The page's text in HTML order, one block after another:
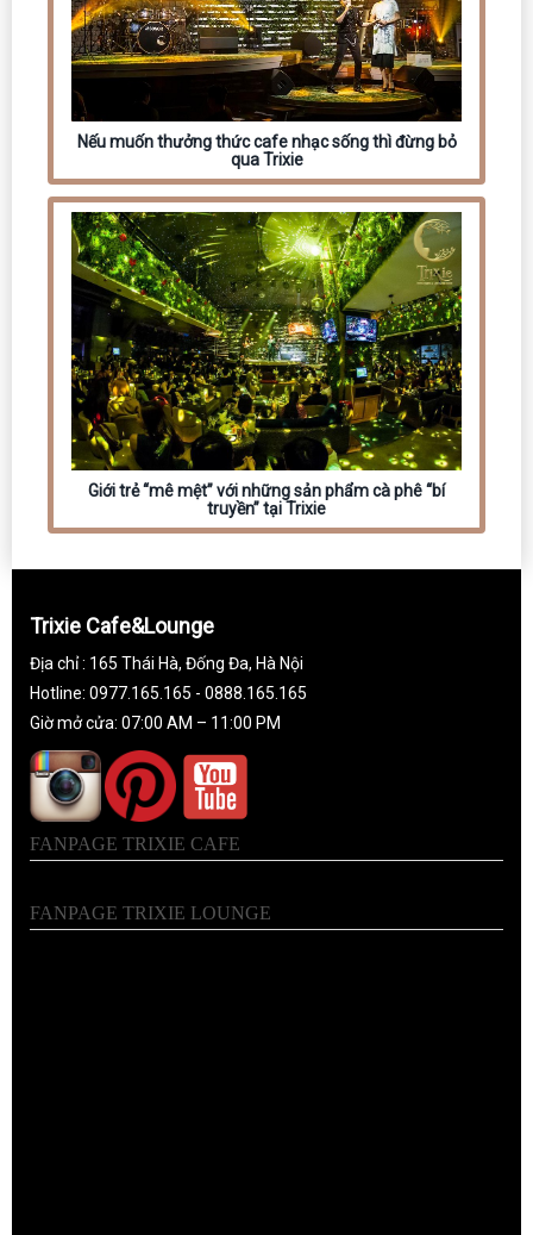
Nếu muốn thưởng thức cafe nhạc sống thì đừng bỏ
qua Trixie
Giới trẻ “mê mệt” với những sản phẩm cà phê “bí
truyền” tại Trixie
Trixie Cafe&Lounge
Địa chỉ : 165 Thái Hà, Đống Đa, Hà Nội
Hotline: 0977.165.165 - 0888.165.165
Giờ mở cửa: 07:00 AM – 11:00 PM
FANPAGE TRIXIE CAFE
FANPAGE TRIXIE LOUNGE